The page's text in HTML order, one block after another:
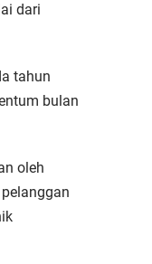
dari
tahun
bulan
oleh